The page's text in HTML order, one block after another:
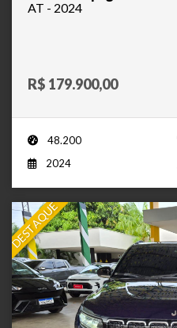
AT - 2024
R$ 179.900,00
48.200
2024
DESTAQUE